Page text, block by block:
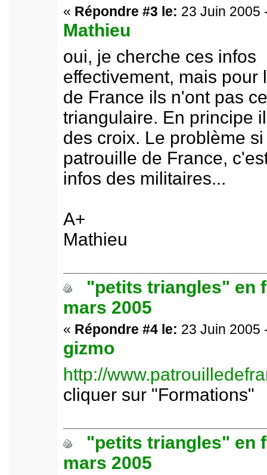
« Répondre #3 le: 23 Juin 2005
Mathieu
oui, je cherche ces infos
effectivement, mais pour
de France ils n'ont pas
triangulaire. En principe
des croix. Le problème
patrouille de France,
infos des militaires...
A+
Mathieu
"petits triangles" en
mars 2005
« Répondre #4 le: 23 Juin 2005
gizmo
http://
cliquer sur "Formations"
"petits triangles" en
mars 2005